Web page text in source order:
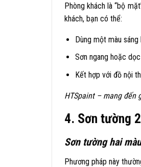
Phòng khách là “bộ
khách, bạn có thể:
Dùng một màu
Sơn ngang hoặc
Kết hợp với đồ nội
HTSpaint – mang đến
4. Sơn tường
Sơn tường hai
Phương pháp này